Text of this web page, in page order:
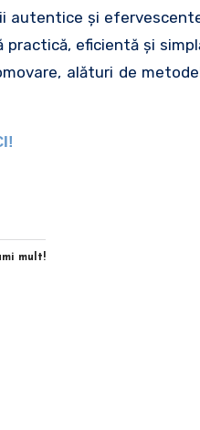
și
eficientă şi
alături de
mult!